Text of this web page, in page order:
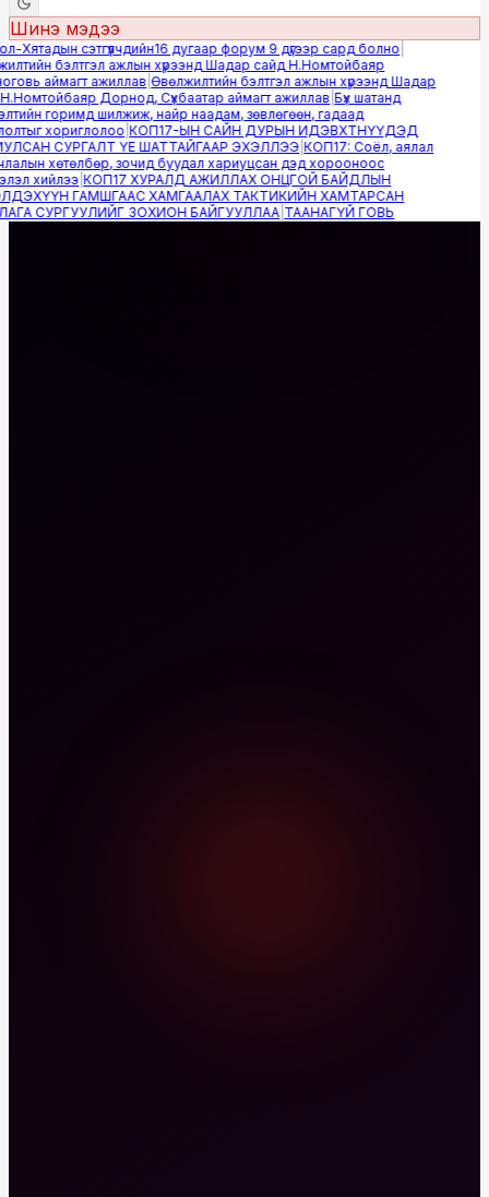
Шинэ мэдээ
сэтгүүлчдийн16 дугаар форум 9 дүгээр сард болно|
бэлтгэл ажлын хүрээнд Шадар сайд Н.Номтойбаяр
аймагт ажиллав|Өвөлжилтийн бэлтгэл ажлын хүрээнд Шадар
Дорнод, Сүхбаатар аймагт ажиллав|Бүх шатанд
горимд шилжиж, найр наадам, зөвлөгөөн, гадаад
хориглолоо|КОП17-ЫН САЙН ДУРЫН ИДЭВХТНҮҮДЭД
СУРГАЛТ ҮЕ ШАТТАЙГААР ЭХЭЛЛЭЭ|КОП17: Соёл, аялал
хөтөлбөр, зочид буудал хариуцсан дэд хорооноос
хийлээ|КОП17 ХУРАЛД АЖИЛЛАХ ОНЦГОЙ БАЙДЛЫН
ГАМШГААС ХАМГААЛАХ ТАКТИКИЙН ХАМТАРСАН
СУРГУУЛИЙГ ЗОХИОН БАЙГУУЛЛАА|ТААНАГҮЙ ГОВЬ